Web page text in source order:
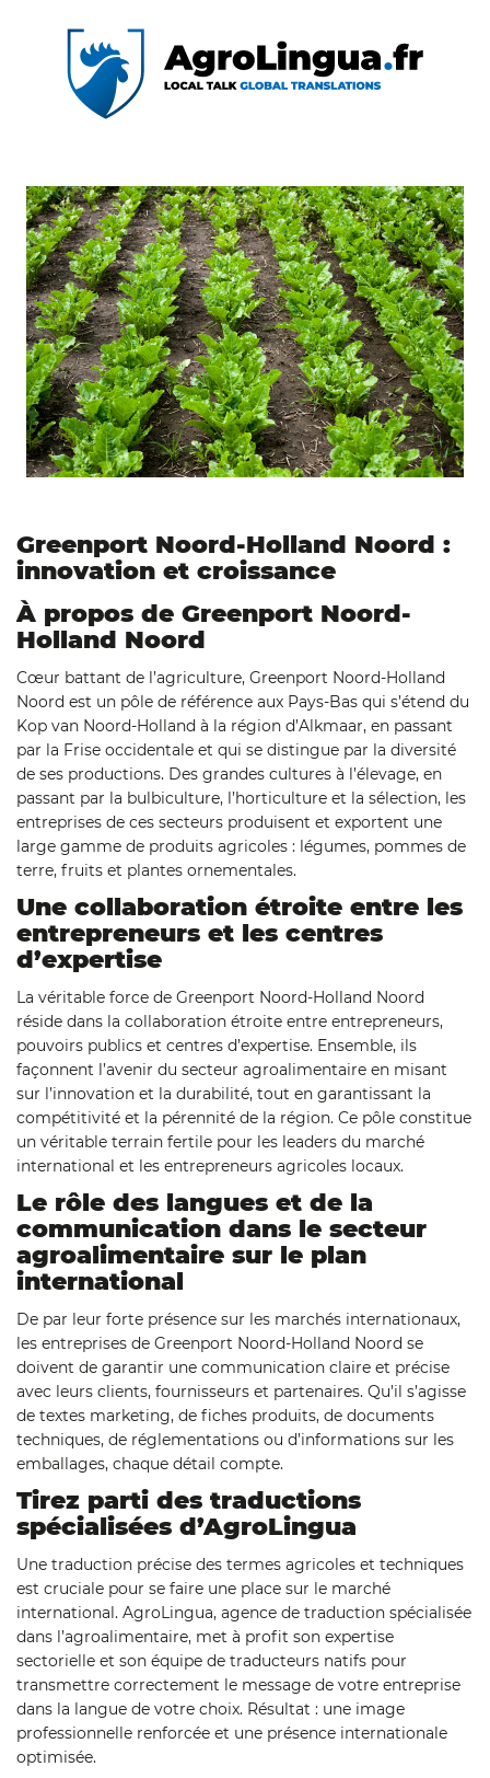
Greenport Noord-Holland Noord :
innovation et croissance
À propos de Greenport Noord-
Holland Noord
Cœur battant de l’agriculture, Greenport Noord-Holland
Noord est un pôle de référence aux Pays-Bas qui s’étend du
Kop van Noord-Holland à la région d’Alkmaar, en passant
par la Frise occidentale et qui se distingue par la diversité
de ses productions. Des grandes cultures à l’élevage, en
passant par la bulbiculture, l’horticulture et la sélection, les
entreprises de ces secteurs produisent et exportent une
large gamme de produits agricoles : légumes, pommes de
terre, fruits et plantes ornementales.
Une collaboration étroite entre les
entrepreneurs et les centres
d’expertise
La véritable force de Greenport Noord-Holland Noord
réside dans la collaboration étroite entre entrepreneurs,
pouvoirs publics et centres d’expertise. Ensemble, ils
façonnent l’avenir du secteur agroalimentaire en misant
sur l’innovation et la durabilité, tout en garantissant la
compétitivité et la pérennité de la région. Ce pôle constitue
un véritable terrain fertile pour les leaders du marché
international et les entrepreneurs agricoles locaux.
Le rôle des langues et de la
communication dans le secteur
agroalimentaire sur le plan
international
De par leur forte présence sur les marchés internationaux,
les entreprises de Greenport Noord-Holland Noord se
doivent de garantir une communication claire et précise
avec leurs clients, fournisseurs et partenaires. Qu’il s’agisse
de textes marketing, de fiches produits, de documents
techniques, de réglementations ou d’informations sur les
emballages, chaque détail compte.
Tirez parti des traductions
spécialisées d’AgroLingua
Une traduction précise des termes agricoles et techniques
est cruciale pour se faire une place sur le marché
international. AgroLingua, agence de traduction spécialisée
dans l’agroalimentaire, met à profit son expertise
sectorielle et son équipe de traducteurs natifs pour
transmettre correctement le message de votre entreprise
dans la langue de votre choix. Résultat : une image
professionnelle renforcée et une présence internationale
optimisée.